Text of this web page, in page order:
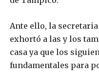
Ante ello, la
exhortó a las y los
casa ya que los
fundamentales para